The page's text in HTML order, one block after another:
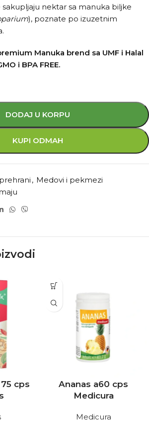
nektar sa manuka biljke
), poznate po izuzetnim
Manuka brend sa UMF i Halal
i BPA FREE.
DODAJ U KORPU
KUPI ODMAH
, Medovi i pekmezi
cps
Ananas a60 cps
Medicura
Medicura